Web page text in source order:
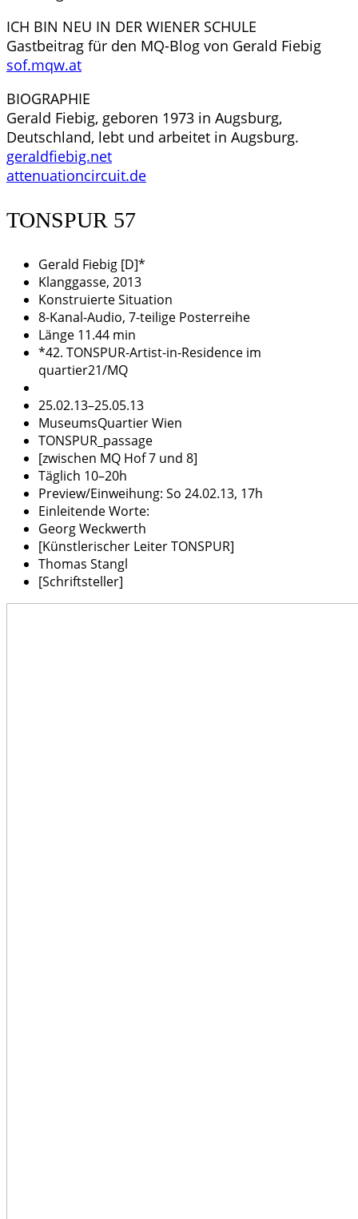
ICH BIN NEU IN DER WIENER SCHULE
Gastbeitrag für den MQ-Blog von Gerald Fiebig
sof.mqw.at
BIOGRAPHIE
Gerald Fiebig, geboren 1973 in Augsburg,
Deutschland, lebt und arbeitet in Augsburg.
geraldfiebig.net
attenuationcircuit.de
TONSPUR 57
Gerald Fiebig [D]*
Klanggasse, 2013
Konstruierte Situation
8-Kanal-Audio, 7-teilige Posterreihe
Länge 11.44 min
*42. TONSPUR-Artist-in-Residence im
quartier21/MQ
25.02.13–25.05.13
MuseumsQuartier Wien
TONSPUR_passage
[zwischen MQ Hof 7 und 8]
Täglich 10–20h
Preview/Einweihung: So 24.02.13, 17h
Einleitende Worte:
Georg Weckwerth
[Künstlerischer Leiter TONSPUR]
Thomas Stangl
[Schriftsteller]